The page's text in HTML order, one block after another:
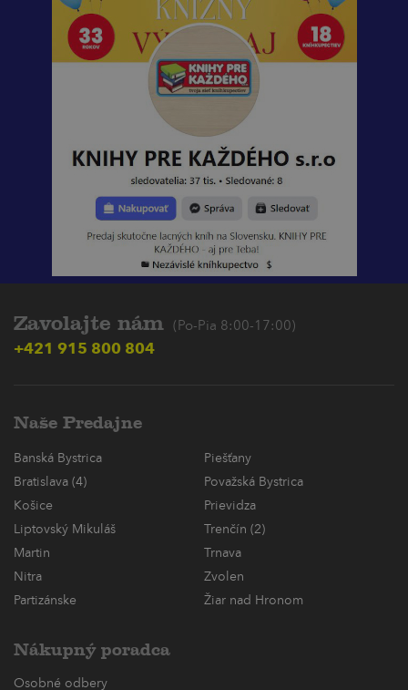
Zavolajte nám (Po-Pia 8:00-17:00)
+421 915 800 804
Naše Predajne
Banská Bystrica
Piešťany
Bratislava (4)
Považská Bystrica
Košice
Prievidza
Liptovský Mikuláš
Trenčín (2)
Martin
Trnava
Nitra
Zvolen
Partizánske
Žiar nad Hronom
Nákupný poradca
Osobné odbery